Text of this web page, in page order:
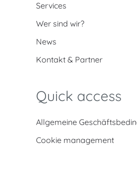
Services
Wer sind wir?
News
Kontakt & Partner
Quick access
Allgemeine
Cookie management